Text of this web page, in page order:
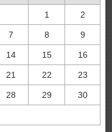
1 2
7 8 9
14 15 16
21 22 23
28 29 30